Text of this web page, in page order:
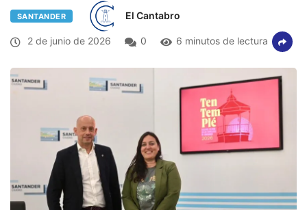
SANTANDER El Cantabro
2 de junio de 2026 0 6 minutos de lectura